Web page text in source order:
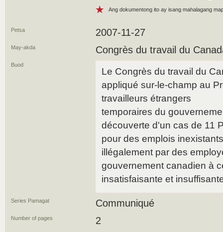
Ang dokumentong ito ay isang mahalagang
Petsa 2007-11-27
May-akda Congrès du travail du
Buod
Le Congrès du travail du
appliqué sur-le-champ au
travailleurs étrangers
temporaires du
découverte d'un cas de 11
pour des emplois
illégalement par des
gouvernement canadien à
insatisfaisante et
Series Pamagat Communiqué
Number of pages 2